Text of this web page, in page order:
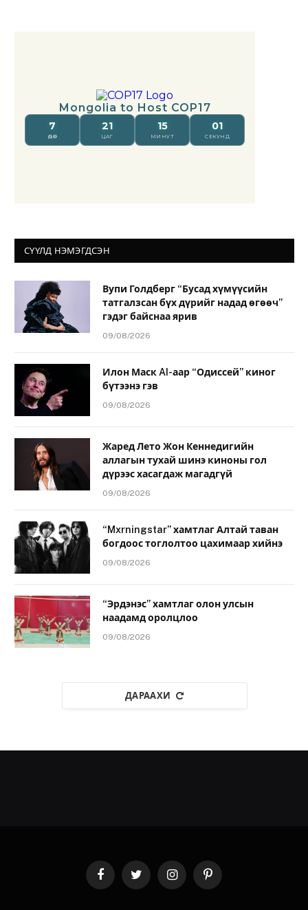
СҮҮЛД НЭМЭГДСЭН
Вупи Голдберг “Бусад хүмүүсийн
татгалзсан бүх дүрийг надад өгөөч”
гэдэг байснаа ярив
09/08/2026
Илон Маск AI-аар “Одиссей” киног
бүтээнэ гэв
09/08/2026
Жаред Лето Жон Кеннедигийн
аллагын тухай шинэ киноны гол
дүрээс хасагдаж магадгүй
09/08/2026
“Mxrningstar” хамтлаг Алтай таван
богдоос тоглолтоо цахимаар хийнэ
09/08/2026
“Эрдэнэс” хамтлаг олон улсын
наадамд оролцлоо
09/08/2026
ДАРААХИ
FacebookTwitter InstagramPinterest